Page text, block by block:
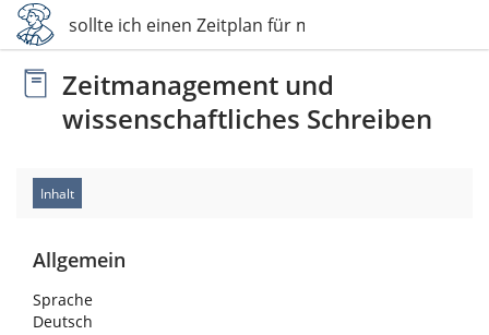
Warum sollte ich einen Zeitplan für mein Schrei…
Zeitmanagement und
wissenschaftliches Schreiben
Inhalt
Allgemein
Sprache
Deutsch